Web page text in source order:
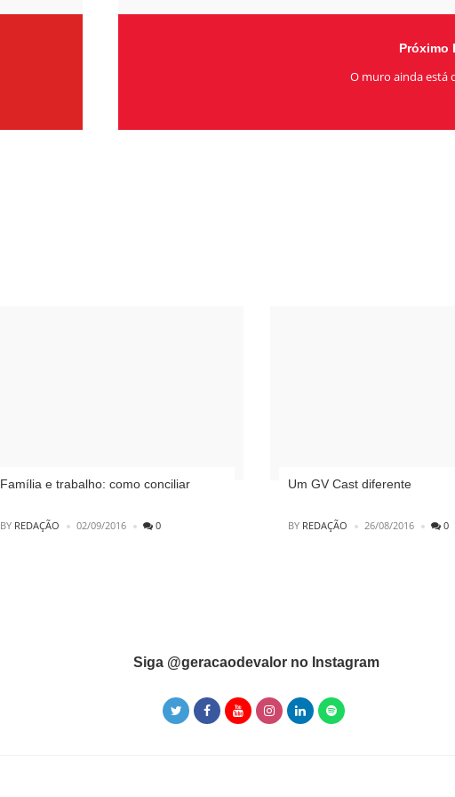
Próximo
O muro ainda está
Família e trabalho: como conciliar
POSTED
BY REDAÇÃO 02/09/2016 0
Um GV Cast diferente
POSTED
BY REDAÇÃO 26/08/2016 0
Instagram did not return a 200.
Siga @geracaodevalor no Instagram